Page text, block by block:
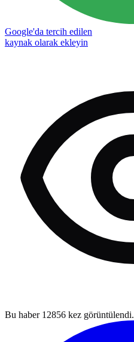
Google'da tercih edilen
kaynak olarak ekleyin
Bu haber 12856 kez görüntülendi.